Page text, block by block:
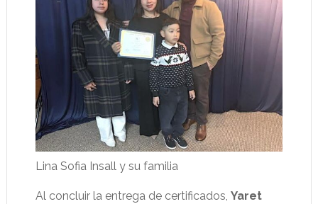
Lina Sofia Insall y su familia
Al concluir la entrega de certificados, Yaret